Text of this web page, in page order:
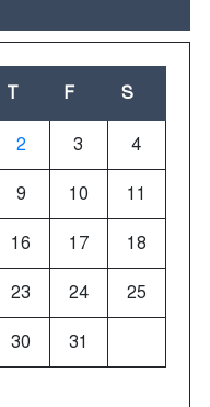
T F S
2 3 4
9 10 11
16 17 18
23 24 25
30 31